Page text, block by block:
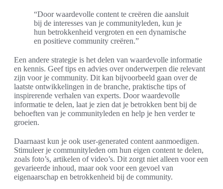
“Door waardevolle content te creëren die aansluit
bij de interesses van je communityleden, kun je
hun betrokkenheid vergroten en een dynamische
en positieve community creëren.”
Een andere strategie is het delen van waardevolle informatie
en kennis. Geef tips en advies over onderwerpen die relevant
zijn voor je community. Dit kan bijvoorbeeld gaan over de
laatste ontwikkelingen in de branche, praktische tips of
inspirerende verhalen van experts. Door waardevolle
informatie te delen, laat je zien dat je betrokken bent bij de
behoeften van je communityleden en help je hen verder te
groeien.
Daarnaast kun je ook user-generated content aanmoedigen.
Stimuleer je communityleden om hun eigen content te delen,
zoals foto’s, artikelen of video’s. Dit zorgt niet alleen voor een
gevarieerde inhoud, maar ook voor een gevoel van
eigenaarschap en betrokkenheid bij de community.